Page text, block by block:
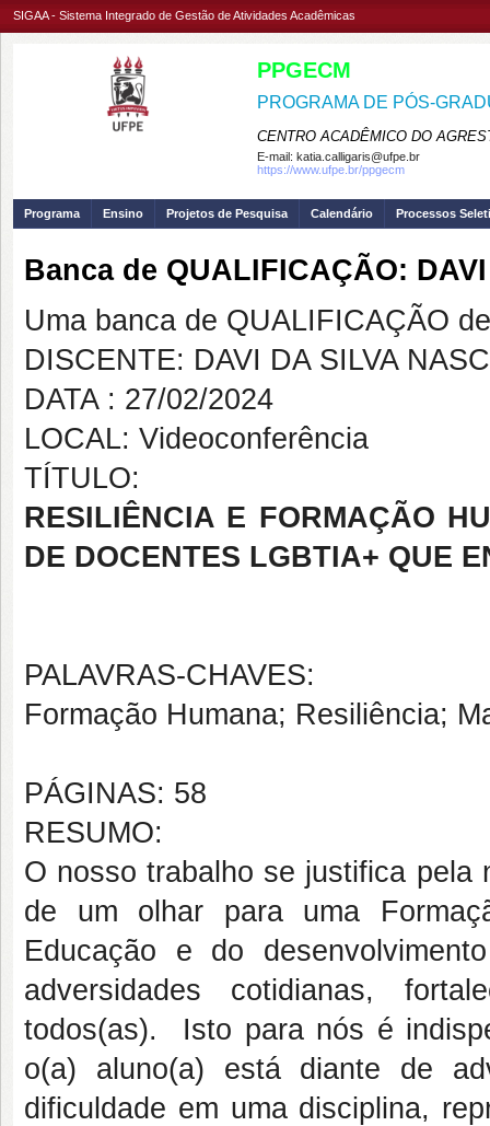
SIGAA - Sistema Integrado de Gestão de Atividades Acadêmicas
PPGECM
PROGRAMA DE PÓS-
CENTRO ACADÊMICO DO
E-mail: katia.calligaris@ufpe.br
https://www.ufpe.br/ppgecm
Programa Ensino Projetos de Pesquisa Calendário Processos
Banca de QUALIFICAÇÃO:
Uma banca de QUALIFICAÇÃO
DISCENTE: DAVI DA SILVA
DATA : 27/02/2024
LOCAL: Videoconferência
TÍTULO:
RESILIÊNCIA E FORMAÇÃO
DE DOCENTES LGBTIA+ QUE
PALAVRAS-CHAVES:
Formação Humana; Resiliência;
PÁGINAS: 58
RESUMO:
O nosso trabalho se justifica pela
de um olhar para uma
Educação e do
adversidades cotidianas,
todos(as). Isto para nós é
o(a) aluno(a) está diante de
dificuldade em uma disciplina,